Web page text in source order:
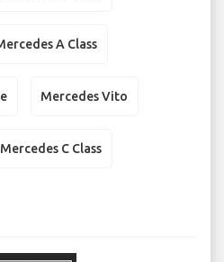
A Class
Mercedes Vito
Mercedes C Class